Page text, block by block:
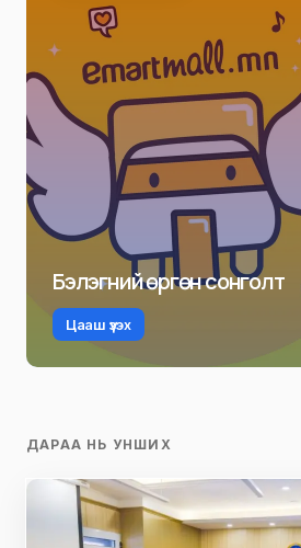
Бэлэгний өргөн сонголт
Цааш үзэх
ДАРАА НЬ УНШИХ